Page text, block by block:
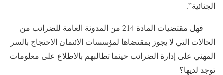
الجنائية”.
فهل مقتضيات المادة 214 من المدونة العامة للضرائب من
الحالات التي لا يجوز بمقتضاها لمؤسسات الائتمان الاحتجاج بالسر
المهني على إدارة الضرائب حينما تطالبهم بالاطلاع على معلومات
توجد لديها؟